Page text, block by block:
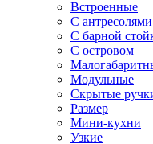
Встроенные
С антресолями
С барной
С островом
Модульные
Скрытые
Размер
Мини-кухни
Узкие